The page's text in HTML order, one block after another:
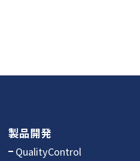
製品開発
QualityControl